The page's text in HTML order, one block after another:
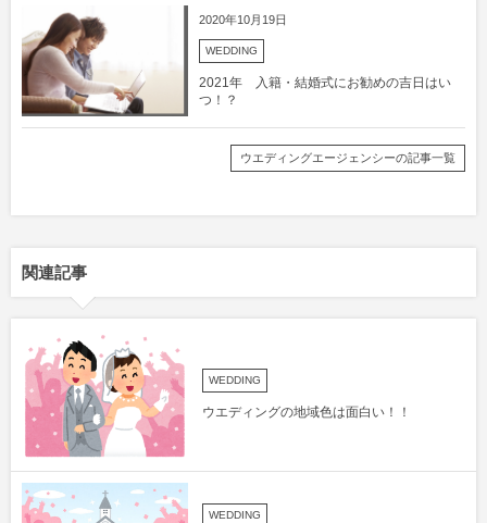
2020年10月19日
WEDDING
2021年 入籍・結婚式にお勧めの吉日はい
つ！？
ウエディングエージェンシーの記事一覧
関連記事
WEDDING
ウエディングの地域色は面白い！！
WEDDING